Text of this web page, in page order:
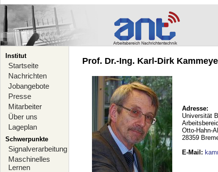
Institut
Startseite
Nachrichten
Jobangebote
Presse
Mitarbeiter
Über uns
Lageplan
Schwerpunkte
Signalverarbeitung
Maschinelles
Lernen
Prof. Dr.-Ing. Karl-Dirk
Adresse:
Universität
Otto-Hahn-
28359
E-Mail :